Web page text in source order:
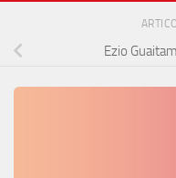
Ezio